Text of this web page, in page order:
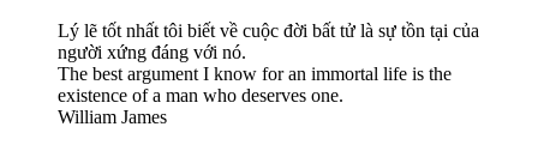
Lý lẽ tốt nhất tôi biết về cuộc đời bất tử là sự tồn tại của
người xứng đáng với nó.
The best argument I know for an immortal life is the
existence of a man who deserves one.
William James